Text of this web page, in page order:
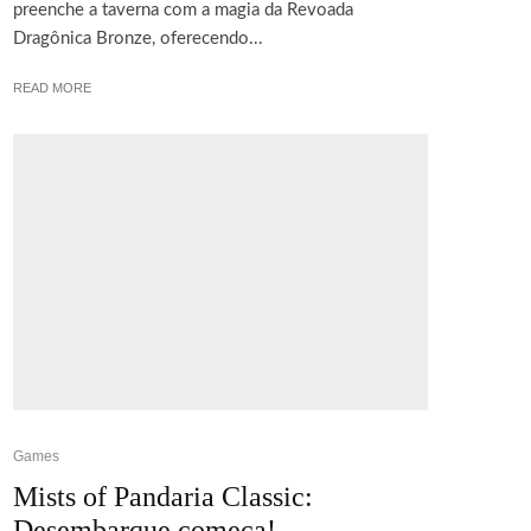
preenche a taverna com a magia da Revoada
Dragônica Bronze, oferecendo...
READ MORE
Games
Mists of Pandaria Classic: